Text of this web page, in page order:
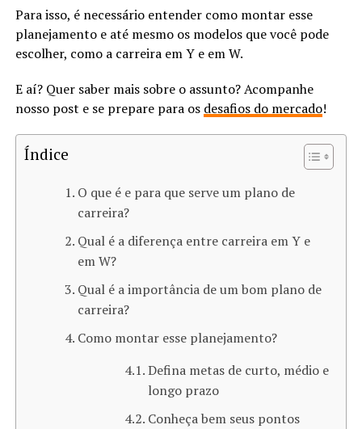
Para isso, é necessário entender como montar esse
planejamento e até mesmo os modelos que você pode
escolher, como a carreira em Y e em W.
E aí? Quer saber mais sobre o assunto? Acompanhe
nosso post e se prepare para os desafios do mercado!
Índice
O que é e para que serve um plano de
carreira?
Qual é a diferença entre carreira em Y e
em W?
Qual é a importância de um bom plano de
carreira?
Como montar esse planejamento?
Defina metas de curto, médio e
longo prazo
Conheça bem seus pontos